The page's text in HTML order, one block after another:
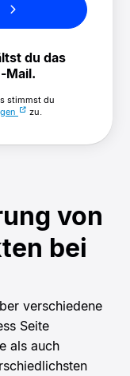
du das
Mail.
stimmst du
zu.
von
bei
verschiedene
Seite
als auch